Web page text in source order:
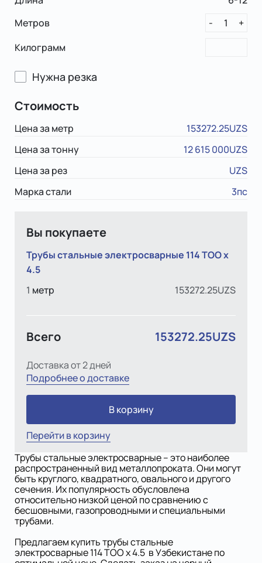
Метров
- 1
+
Килограмм
Нужна резка
Стоимость
Цена за метр
153272.25UZS
Цена за тонну
12 615 000UZS
Цена за рез
UZS
Марка стали
3пс
Вы покупаете
Трубы стальные электросварные 114 TOO х
4.5
1 метр 153272.25UZS
Всего 153272.25UZS
Доставка от 2 дней
Подробнее о доставке
В корзину
Перейти в корзину
Трубы стальные электросварные – это наиболее
распространенный вид металлопроката. Они могут
быть круглого, квадратного, овального и другого
сечения. Их популярность обусловлена
относительно низкой ценой по сравнению с
бесшовными, газопроводными и специальными
трубами.
Предлагаем купить трубы стальные
электросварные 114 TOO х 4.5 в Узбекистане по